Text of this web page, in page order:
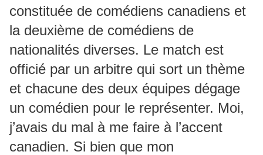
constituée de comédiens canadiens et
la deuxième de comédiens de
nationalités diverses. Le match est
officié par un arbitre qui sort un thème
et chacune des deux équipes dégage
un comédien pour le représenter. Moi,
j’avais du mal à me faire à l’accent
canadien. Si bien que mon